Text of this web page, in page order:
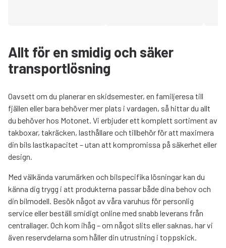
Allt för en smidig och säker
transportlösning
Oavsett om du planerar en skidsemester, en familjeresa till
fjällen eller bara behöver mer plats i vardagen, så hittar du allt
du behöver hos Motonet. Vi erbjuder ett komplett sortiment av
takboxar, takräcken, lasthållare och tillbehör för att maximera
din bils lastkapacitet – utan att kompromissa på säkerhet eller
design.
Med välkända varumärken och bilspecifika lösningar kan du
känna dig trygg i att produkterna passar både dina behov och
din bilmodell. Besök något av våra varuhus för personlig
service eller beställ smidigt online med snabb leverans från
centrallager. Och kom ihåg – om något slits eller saknas, har vi
även reservdelarna som håller din utrustning i toppskick.